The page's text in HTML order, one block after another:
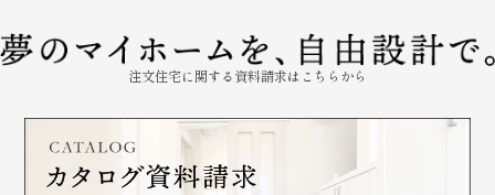
注文住宅に関する資料請求はこちらから